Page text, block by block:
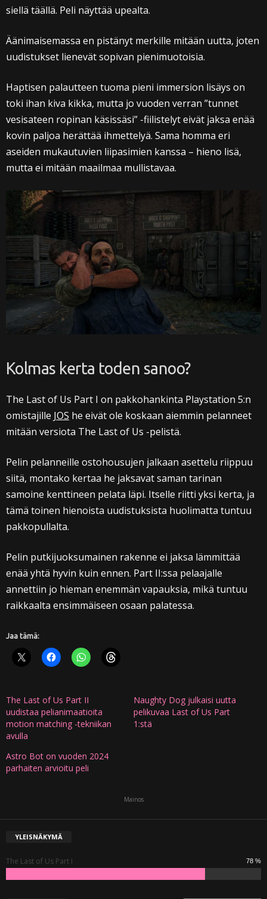
siellä täällä. Peli näyttää upealta.
Äänimaisemassa en pistänyt merkille mitään uutta, joten
uudistukset lienevät sopivan pienimuotoisia.
Haptisen palautteen tuoma pieni immersion lisäys on
toki ihan kiva kikka, mutta jo vuoden verran ”tunnet
vesisateen ropinan käsissäsi” -fiilistelyt eivät jaksa enää
kovin paljoa herättää ihmettelyä. Sama homma eri
aseiden mukautuvien liipasimien kanssa – hieno lisä,
mutta ei mitään maailmaa mullistavaa.
Kolmas kerta toden sanoo?
The Last of Us Part I on pakkohankinta Playstation 5:n
omistajille JOS he eivät ole koskaan aiemmin pelanneet
mitään versiota The Last of Us -pelistä.
Pelin pelanneille ostohousujen jalkaan asettelu riippuu
siitä, montako kertaa he jaksavat saman tarinan
samoine kenttineen pelata läpi. Itselle riitti yksi kerta, ja
tämä toinen hienoista uudistuksista huolimatta tuntuu
pakkopullalta.
Pelin putkijuoksumainen rakenne ei jaksa lämmittää
enää yhtä hyvin kuin ennen. Part II:ssa pelaajalle
annettiin jo hieman enemmän vapauksia, mikä tuntuu
raikkaalta ensimmäiseen osaan palatessa.
Jaa tämä:
The Last of Us Part II
uudistaa pelianimaatioita
motion matching -tekniikan
avulla
Naughty Dog julkaisi uutta
pelikuvaa Last of Us Part
1:stä
Astro Bot on vuoden 2024
parhaiten arvioitu peli
Mainos
YLEISNÄKYMÄ
The Last of Us Part I 78 %